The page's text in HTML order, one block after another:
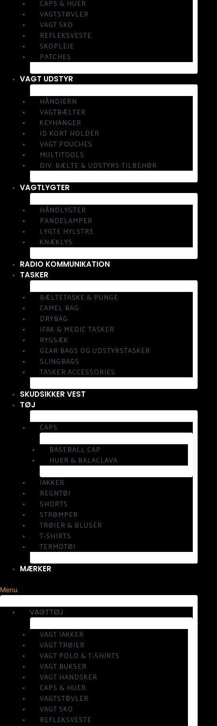
CAPS & HUER
VAGTSTØVLER
VAGT SKO
REFLEKSVESTE
SKOPLEJE
PATCHES
VAGT UDSTYR
HÅNDJERN
VAGTBÆLTER
KEYHANGER
ID KORT HOLDER
VAGT POUCHES
MULTITOOLS
DIV. BÆLTE & UDSTYRS TILBEHØR
VAGTLYGTER
HÅNDLYGTER
PANDELAMPER
LYGTE HYLSTRE
KNÆKLYS
RADIO KOMMUNIKATION
TASKER
BÆLTETASKE & PUNGE
CAMEL BAG
DRYBAG
IFAK & MEDIC TASKER
RYGSÆK
GEAR BAGS OG UDSTYRSTASKER
SLINGBAGS
TASKER ACCESSORIES
SKUDSIKKER VEST
TØJ
CAPS
BASEBALL CAP
HUER & BALACLAVA
JAKKER
REGNTØJ
SHORTS
STRØMPER
TRØJER & BLUSER
T-SHIRTS
TERMOTØJ
MÆRKER
Menu
VAGTTØJ
VAGT JAKKER
VAGT TRØJER
VAGT POLO & T-SHIRTS
VAGT BUKSER
VAGT HANDSKER
CAPS & HUER
VAGTSTØVLER
VAGT SKO
REFLEKSVESTE